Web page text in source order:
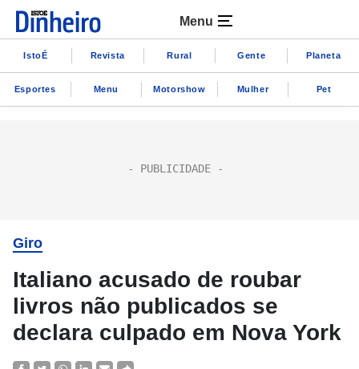
Menu
IstoÉ Revista Rural Gente Planeta
Esportes Menu Motorshow Mulher Pet
Giro
Italiano acusado de roubar
livros não publicados se
declara culpado em Nova York